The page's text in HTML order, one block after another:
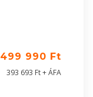
499 990 Ft
393 693 Ft + ÁFA